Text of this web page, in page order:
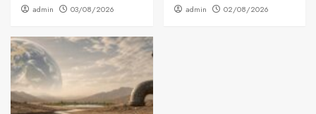
admin 03/08/2026 admin 02/08/2026